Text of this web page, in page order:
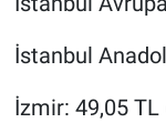
İstanbul
İzmir: 49,05
Spor
Teknoloji